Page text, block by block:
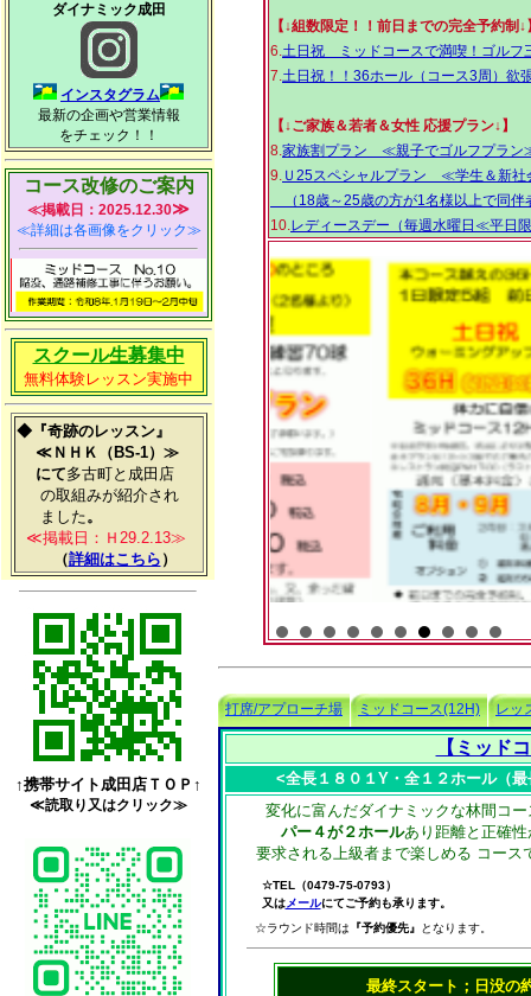
ダイナミック成田
インスタグラム
最新の企画や営業情報
をチェック！！
コース改修のご案内
≪掲載日：2025.12.30≫
≪詳細は各画像をクリック≫
スクール生募集中
無料体験レッスン実施中
◆『奇跡のレッスン』
≪ＮＨＫ（BS-1）≫
にて多古町と成田店
の取組みが紹介され
ました。
≪掲載日：Ｈ 29.2.13≫
（詳細はこちら ）
↑携帯サイト成田店ＴＯＰ↑
≪読取り又はクリック≫
【↓組数限定！！前日までの完全予約制↓
6.土日祝 ミッドコースで満喫！ゴルフ
7.土日祝！！36ホール（コース3周）欲
【↓ご家族＆若者＆女性 応援プラン↓】
8.家族割プラン ≪親子でゴルフプラ
9. Ｕ25スペシャルプラン ≪学生＆新
（18歳～25歳の方が1名様以上で同伴
10.レディースデー（毎週水曜日≪平日
打席/アプローチ場 ミッドコース(12H) レッ
【ミッド
<全長１８０１Y・全１２ホール（
変化に富んだダイナミックな林間コー
パー４が２ホールあり距離と正確性
要求される上級者まで楽しめる コース
☆TEL（0479-75-0793）
又はメールにてご予約も承ります。
☆ラウンド時間は 『予約優先』 となります。
最終スタート；日没の